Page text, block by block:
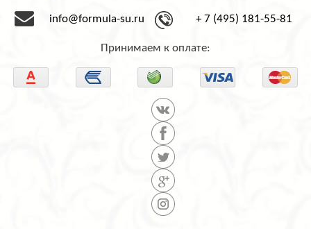
info@formula-su.ru + 7 (495) 181-55-81
Принимаем к оплате: